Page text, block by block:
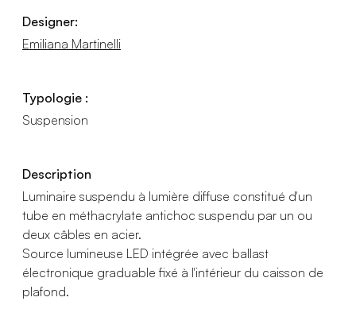
Designer:
Emiliana Martinelli
Typologie :
Suspension
Description
Luminaire suspendu à lumière diffuse constitué d'un
tube en méthacrylate antichoc suspendu par un ou
deux câbles en acier.
Source lumineuse LED intégrée avec ballast
électronique graduable fixé à l'intérieur du caisson de
plafond.